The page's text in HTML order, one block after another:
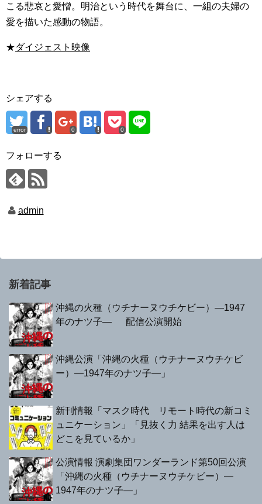
こる悲哀と愛憎。明治という時代を舞台に、一組の夫婦の
愛を描いた感動の物語。
★ダイジェスト映像
シェアする
error 0 0
フォローする
admin
新着記事
沖縄の火種（ウチナーヌウチケビー）—1947
年のナツ子— 配信公演開始
沖縄公演「沖縄の火種（ウチナーヌウチケビ
ー）—1947年のナツ子—」
新刊情報「マスク時代 リモート時代の新コミ
ュニケーション」「見抜く力 結果を出す人は
どこを見ているか」
公演情報 演劇集団ワンダーランド第50回公演
「沖縄の火種（ウチナーヌウチケビー）—
1947年のナツ子—」